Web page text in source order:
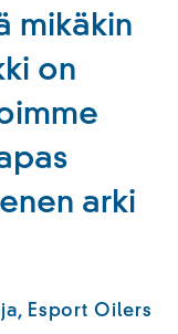
mikäkin
on
arki
Esport Oilers